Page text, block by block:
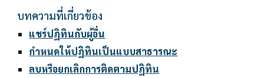
บทความที่เกี่ยวข้อง
แชร์ปฏิทินกับผู้อื่น
กำหนดให้ปฏิทินเป็นแบบสาธารณะ
ลบหรือยกเลิกการติดตามปฏิทิน